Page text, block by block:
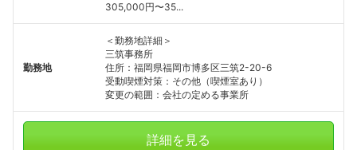
305,000円〜35...
勤務地
＜勤務地詳細＞
三筑事務所
住所：福岡県福岡市博多区三筑2-20-6
受動喫煙対策：その他（喫煙室あり）
変更の範囲：会社の定める事業所
詳細を見る